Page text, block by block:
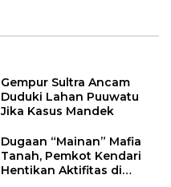
Gempur Sultra Ancam
Duduki Lahan Puuwatu
Jika Kasus Mandek
Dugaan “Mainan” Mafia
Tanah, Pemkot Kendari
Hentikan Aktifitas di